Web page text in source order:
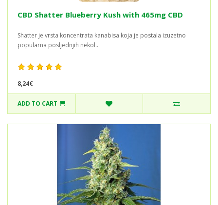
CBD Shatter Blueberry Kush with 465mg CBD
Shatter je vrsta koncentrata kanabisa koja je postala izuzetno
popularna posljednjih nekol..
8,24€
ADD TO CART